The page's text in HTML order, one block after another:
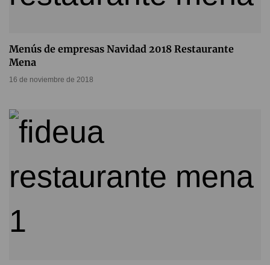
Menús de empresas Navidad 2018 Restaurante
Mena
16 de noviembre de 2018